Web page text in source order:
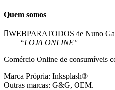
Quem somos
WEBPARATODOS de Nuno
“LOJA ONLINE”
Comércio Online de consumíveis
Marca Própria: Inksplash®
Outras marcas: G&G, OEM.